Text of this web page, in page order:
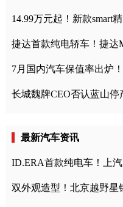
14.99万元起！新款smart
捷达首款纯电轿车！捷达
7月国内汽车保值率出炉！
长城魏牌CEO否认蓝山停
最新汽车资讯
ID.ERA首款纯电车！上
双外观造型！北京越野星